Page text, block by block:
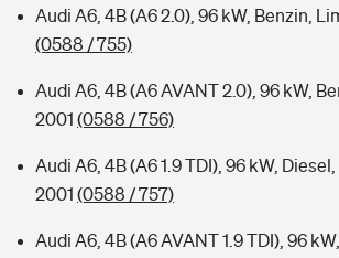
Audi A6, 4B (A6 2.0), 96 kW, Benzin,
(0588 / 755)
Audi A6, 4B (A6 AVANT 2.0), 96 kW,
2001 (0588 / 756)
Audi A6, 4B (A6 1.9 TDI), 96 kW,
2001 (0588 / 757)
Audi A6, 4B (A6 AVANT 1.9 TDI), 96